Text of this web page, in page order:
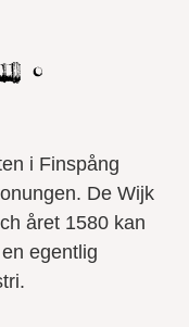
i Finspång
De Wijk
året 1580 kan
egentlig